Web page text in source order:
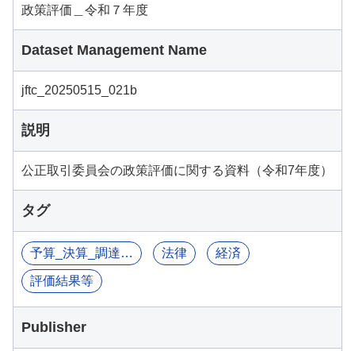
政策評価＿令和７年度
Dataset Management Name
jftc_20250515_021b
説明
公正取引委員会の政策評価に関する資料（令和7年度）
タグ
予算_決算_調達関連情報 法律 経済
評価結果等
Publisher